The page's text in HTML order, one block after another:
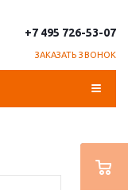
+7 495 726-53-07
ЗАКАЗАТЬ ЗВОНОК